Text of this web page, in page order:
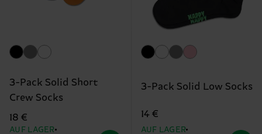
3-Pack Solid Short
Crew Socks
18 €
AUF LAGER
3-Pack Solid Low Socks
14 €
AUF LAGER